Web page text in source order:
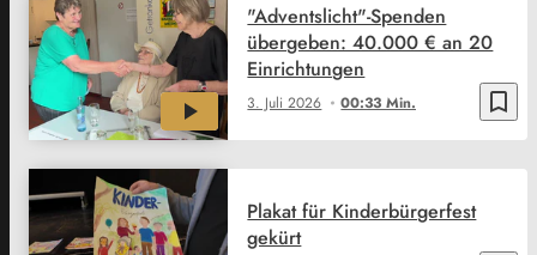
bookmark_border
3. Juli 2026 00:33 Min.
"Adventslicht"-Spenden
übergeben: 40.000 € an 20
Einrichtungen
Plakat für Kinderbürgerfest
gekürt